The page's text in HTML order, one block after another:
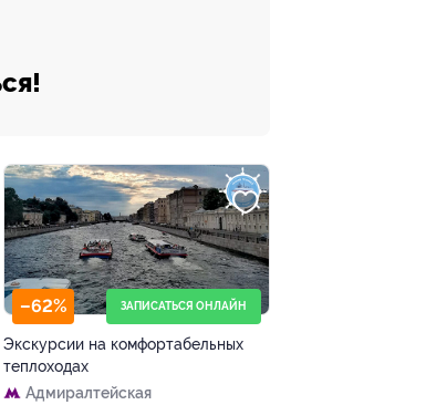
–62% ЗАПИСАТЬСЯ ОНЛАЙН
Экскурсии на комфортабельных
теплоходах
Адмиралтейская